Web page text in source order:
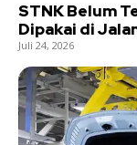
STNK Belum
Dipakai di
Juli 24, 2026